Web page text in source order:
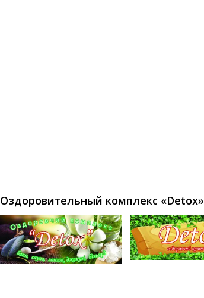
Оздоровительный комплекс «Detox»